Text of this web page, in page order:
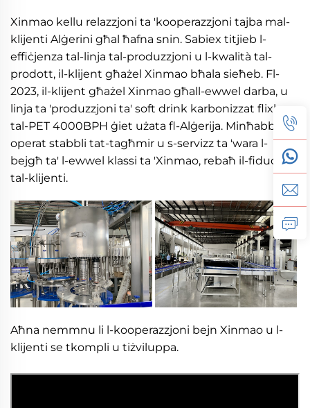
Xinmao kellu relazzjoni ta 'kooperazzjoni tajba mal-
klijenti Alġerini għal ħafna snin. Sabiex titjieb l-
effiċjenza tal-linja tal-produzzjoni u l-kwalità tal-
prodott, il-klijent għażel Xinmao bħala sieħeb. Fl-
2023, il-klijent għażel Xinmao għall-ewwel darba, u
linja ta 'produzzjoni ta' soft drink karbonizzat flixkun
tal-PET 4000BPH ġiet użata fl-Alġerija. Minħabba l-
operat stabbli tat-tagħmir u s-servizz ta 'wara l-
bejgħ ta' l-ewwel klassi ta 'Xinmao, rebaħ il-fiduċja
tal-klijenti.
Aħna nemmnu li l-kooperazzjoni bejn Xinmao u l-
klijenti se tkompli u tiżviluppa.